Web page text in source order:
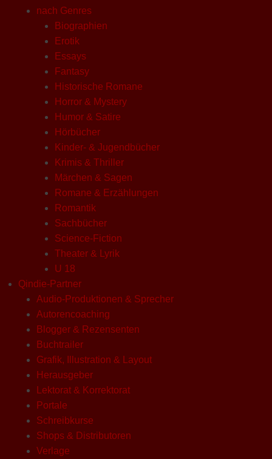
nach Genres
Biographien
Erotik
Essays
Fantasy
Historische Romane
Horror & Mystery
Humor & Satire
Hörbücher
Kinder- & Jugendbücher
Krimis & Thriller
Märchen & Sagen
Romane & Erzählungen
Romantik
Sachbücher
Science-Fiction
Theater & Lyrik
U 18
Qindie-Partner
Audio-Produktionen & Sprecher
Autorencoaching
Blogger & Rezensenten
Buchtrailer
Grafik, Illustration & Layout
Herausgeber
Lektorat & Korrektorat
Portale
Schreibkurse
Shops & Distributoren
Verlage